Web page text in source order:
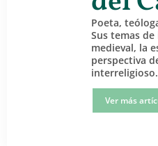
Poeta,
Sus temas
medieval, la
perspectiva
interreligioso.
Ver más